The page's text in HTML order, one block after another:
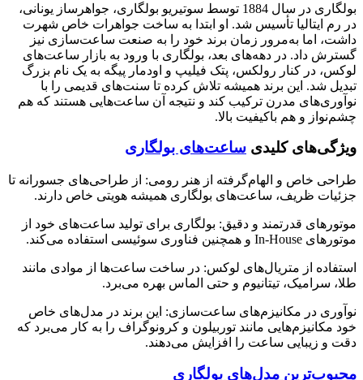
بولگاری در سال 1884 توسط سوتیریو بولگاری، جواهرساز یونانی،
در رم ایتالیا تأسیس شد. او ابتدا به ساخت جواهرات خاص شهرت
داشت، اما به‌مرور زمان برند خود را به صنعت ساعت‌سازی نیز
گسترش داد. در دهه‌های بعد، بولگاری با ورود به بازار ساعت‌های
لوکس، در کنار رولکس، پتک فیلیپ و اودمار پیگه به یک نام بزرگ
تبدیل شد. این برند همیشه تلاش کرده تا سنت‌های قدیمی را با
نوآوری‌های مدرن ترکیب کند و نتیجه آن ساعت‌هایی هستند که هم
چشم‌نواز و هم باکیفیت بالا.
ویژگی‌های کلیدی ساعت‌های بولگاری
طراحی خاص و الهام‌گرفته از هنر رومی: از طراحی‌های جسورانه تا
جزئیات ظریف، ساعت‌های بولگاری همیشه هویتی خاص دارند.
موتورهای قدرتمند و دقیق: بولگاری برای تولید ساعت‌های خود از
موتورهای In-House و همچنین فناوری سوئیسی استفاده می‌کند.
استفاده از متریال‌های لوکس: در ساخت ساعت‌ها از موادی مانند
طلا، سرامیک، تیتانیوم و حتی الماس بهره می‌برد.
نوآوری در مکانیزم‌های ساعت‌سازی: این برند در مدل‌های خاص
خود مکانیزم‌هایی مانند توربیلون و کرونوگراف را به کار می‌برد که
دقت و زیبایی ساعت را افزایش می‌دهند.
محبوب‌ترین مدل‌های بولگاری